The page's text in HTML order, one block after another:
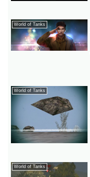
World of Tanks
World of Tanks
World of Tanks